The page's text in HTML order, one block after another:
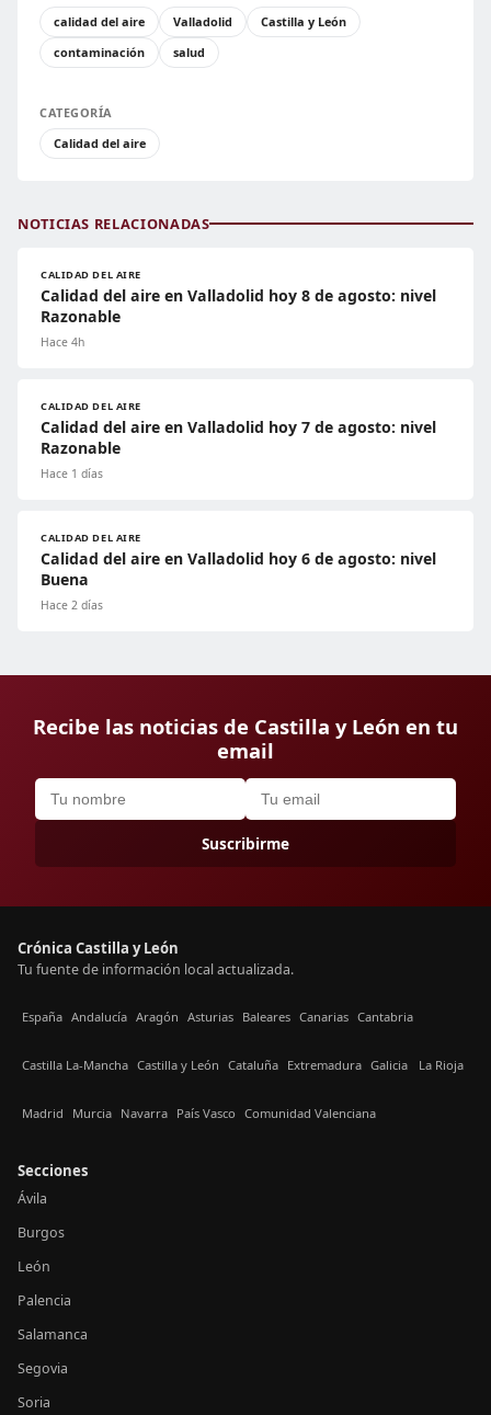
calidad del aire
Valladolid
Castilla y León
contaminación
salud
CATEGORÍA
Calidad del aire
NOTICIAS RELACIONADAS
CALIDAD DEL AIRE
Calidad del aire en Valladolid hoy 8 de agosto: nivel
Razonable
Hace 4h
CALIDAD DEL AIRE
Calidad del aire en Valladolid hoy 7 de agosto: nivel
Razonable
Hace 1 días
CALIDAD DEL AIRE
Calidad del aire en Valladolid hoy 6 de agosto: nivel
Buena
Hace 2 días
Recibe las noticias de Castilla y León en tu
email
Suscribirme
Crónica Castilla y León
Tu fuente de información local actualizada.
España Andalucía Aragón Asturias Baleares Canarias Cantabria
Castilla La-Mancha Castilla y León Cataluña Extremadura Galicia La Rioja
Madrid Murcia Navarra País Vasco Comunidad Valenciana
Secciones
Ávila
Burgos
León
Palencia
Salamanca
Segovia
Soria